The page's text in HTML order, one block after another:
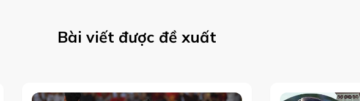
Bài viết được đề xuất